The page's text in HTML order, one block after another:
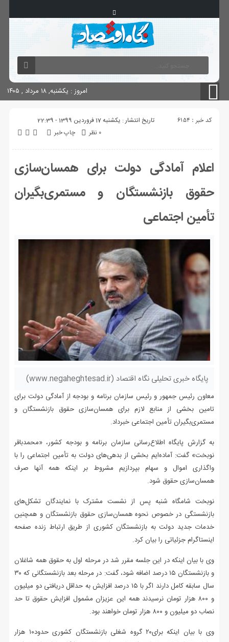
آگهی های دولتی چاپ
امروز : یکشنبه, ۱۸ مرداد , ۱۴۰۵
کد خبر : 6154
تاریخ انتشار : یکشنبه 17 فروردین 1399 - 22:39
چاپ خبر
۰ نظر
اعلام آمادگی دولت برای همسان‌سازی
حقوق بازنشستگان و مستمری‌بگیران
تأمین اجتماعی
پایگاه خبری تحلیلی نگاه اقتصاد (www.negaheghtesad.ir)
معاون رئیس جمهور و رئیس سازمان برنامه و بودجه از آمادگی دولت برای
تامین بخشی از منابع لازم برای همسان‌سازی حقوق بازنشستگان و
مستمری‌بگیران تأمین اجتماعی خبرداد.
به گزارش پایگاه اطلاع‌رسانی سازمان برنامه و بودجه کشور، «محمدباقر
نوبخت» گفت: آماده‌ایم بخشی از بدهی‌های دولت به تأمین اجتماعی را با
واگذاری اموال و سهام بپردازیم مشروط بر اینکه همه آنها صرف
همسان‌سازی حقوق شود.
نوبخت شامگاه شنبه پس از نشست مشترک با نمایندگان تشکل‌های
بازنشستگی در خصوص نحوه همسان‌سازی حقوق بازنشستگان و همچنین
خدمات جدید دولت به بازنشستگان کشوری از طریق ارتباط زنده صفحه
اینستاگرام جزئیاتی را بیان کرد.
وی با بیان اینکه در این جلسه مقرر شد در مرحله اول به حقوق همه شاغلان
و بازنشستگان ۱۵ درصد اضافه شود، گفت: در مرحله بعد بازنشستگانی که ۳۰
سال سابقه کامل دارند اگر با ۱۵ درصد افزایش به حداقل دریافتی دو میلیون
و ۸۰۰ هزار تومان نرسیدند همه این عزیزان مشمول افزایش حقوق تا حد
نصاب دو میلیون و ۸۰۰ هزار تومان خواهند بود.
وی با بیان اینکه برای۲۰ گروه شغلی بازنشستگان کشوری حدود۱۰ هزار